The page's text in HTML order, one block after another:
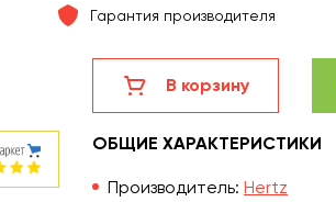
Гарантия производителя
В корзину
ОБЩИЕ ХАРАКТЕРИСТИКИ
Производитель: Hertz